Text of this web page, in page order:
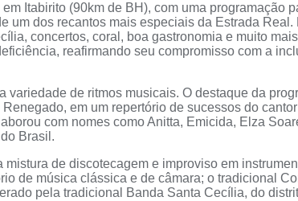
Itabirito (90km de BH), com uma programação
dos recantos mais especiais da Estrada
concertos, coral, boa gastronomia e muito
reafirmando seu compromisso com a
de ritmos musicais. O destaque da
em um repertório de sucessos do
com nomes como Anitta, Emicida, Elza
Brasil.
de discotecagem e improviso em
de música clássica e de câmara; o tradicional
pela tradicional Banda Santa Cecília, do